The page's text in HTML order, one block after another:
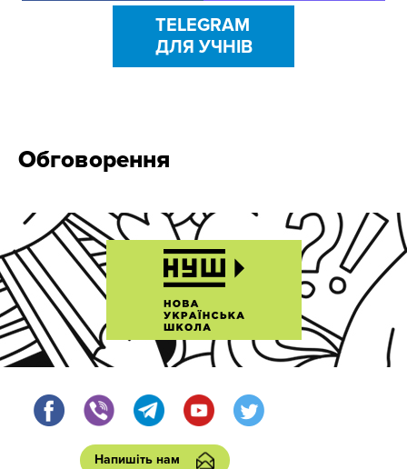
TELEGRAM
ДЛЯ УЧНІВ
Обговорення
Напишіть нам